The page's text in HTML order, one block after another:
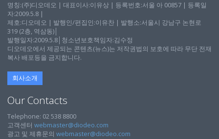
명칭:(주)디오데오 | 대표이사:이유상 | 등록번호:서울 아 00857 | 등록일
자:2009.5.8 |
제호:디오데오 | 발행인/편집인:이유찬 | 발행소:서울시 강남구 논현로
319 (2층, 역삼동)│
발행일자:2009.5.8│청소년보호책임자:김수정
디오데오에서 제공되는 콘텐츠(뉴스)는 저작권법의 보호에 따라 무단 전재
복사 배포등을 금지합니다.
회사소개
Our Contacts
Telephone: 02 538 8800
고객센터 webmaster@diodeo.com
광고 및 제휴문의 webmaster@diodeo.com